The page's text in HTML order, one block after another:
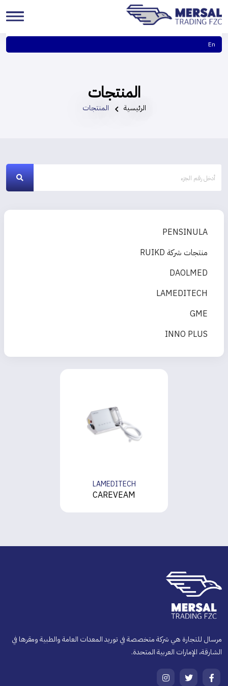
En
المنتجات
الرئيسية المنتجات
PENSINULA
منتجات شركة RUIKD
DAOLMED
LAMEDITECH
GME
INNO PLUS
LAMEDITECH
CAREVEAM
مرسال للتجارة هي شركة متخصصة في توريد المعدات العامة والطبية ومقرها في
الشارقة، الإمارات العربية المتحدة.